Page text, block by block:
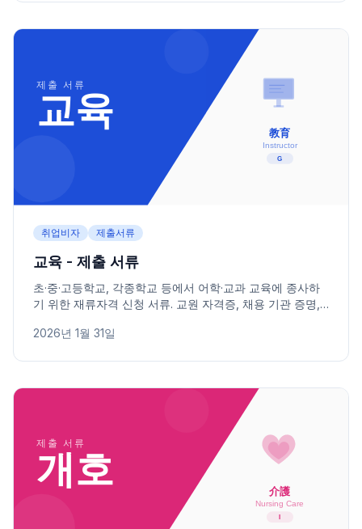
취업비자 제출서류
교육 - 제출 서류
초·중·고등학교, 각종학교 등에서 어학·교과 교육에 종사하
기 위한 재류자격 신청 서류. 교원 자격증, 채용 기관 증명,
2026년 1월 31일